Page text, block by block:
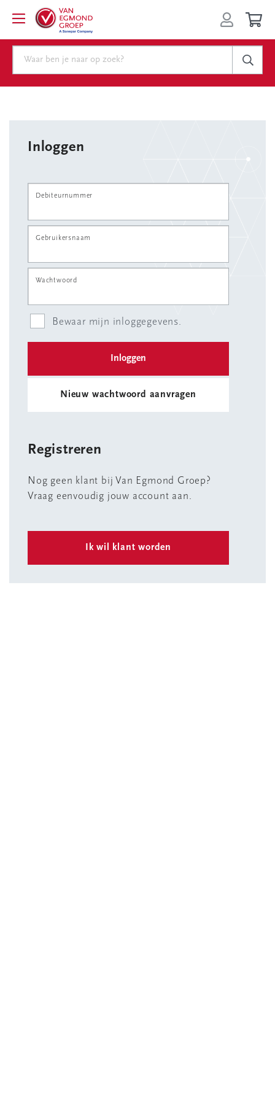
Inloggen
Debiteurnummer
Gebruikersnaam
Wachtwoord
Bewaar mijn inloggegevens.
Nieuw wachtwoord aanvragen
Registreren
Nog geen klant bij Van Egmond Groep?
Vraag eenvoudig jouw account aan.
Ik wil klant worden